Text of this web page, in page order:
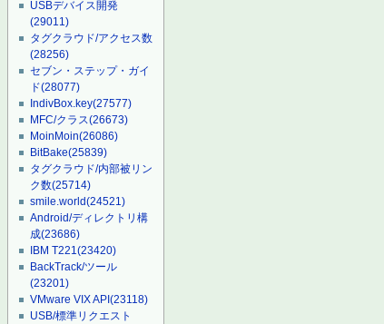
USBデバイス開発
(29011)
タグクラウド/アクセス数
(28256)
セブン・ステップ・ガイ
ド(28077)
IndivBox.key(27577)
MFC/クラス(26673)
MoinMoin(26086)
BitBake(25839)
タグクラウド/内部被リン
ク数(25714)
smile.world(24521)
Android/ディレクトリ構
成(23686)
IBM T221(23420)
BackTrack/ツール
(23201)
VMware VIX API(23118)
USB/標準リクエスト